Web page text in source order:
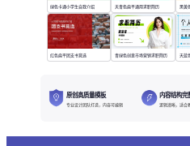
绿色卡通小学生自我介绍 天青色扁平通用求职简历 黑黄
红色扁平团支书竞选 青绿色创意市场营销求职简历 天蓝
原创高质量模板
专业设计团队打造，内容可编辑
内容结构完
逻辑清晰，适合